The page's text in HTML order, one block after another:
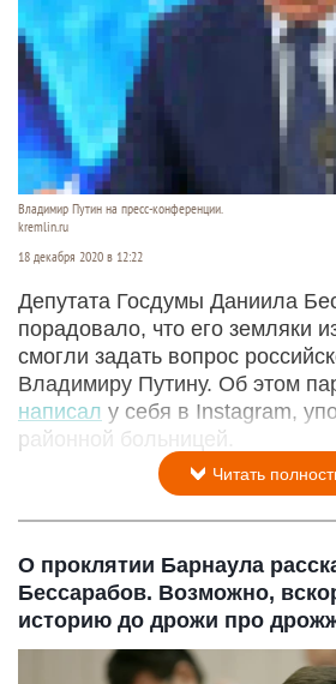
Владимир Путин на пресс-конференции.
kremlin.ru
18 декабря 2020 в 12:22
Депутата Госдумы Даниила
порадовало, что его земляки
смогли задать вопрос
Владимиру Путину. Об этом
написал у себя в Instagram,
районной больницей.
Читать
О проклятии Барнаула
Бессарабов. Возможно,
историю до дрожи про